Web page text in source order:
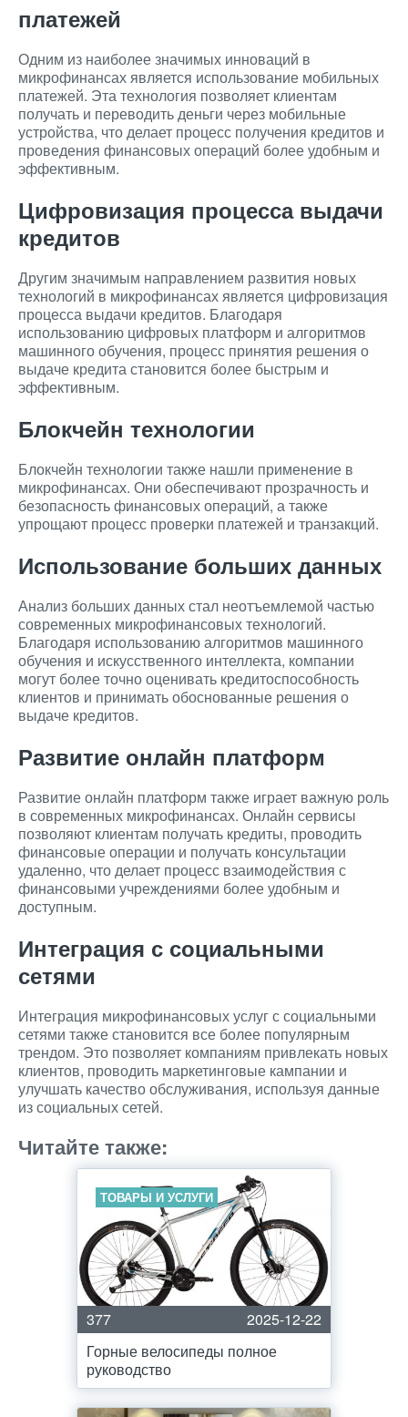
платежей
Одним из наиболее значимых инноваций в
микрофинансах является использование мобильных
платежей. Эта технология позволяет клиентам
получать и переводить деньги через мобильные
устройства, что делает процесс получения кредитов и
проведения финансовых операций более удобным и
эффективным.
Цифровизация процесса выдачи
кредитов
Другим значимым направлением развития новых
технологий в микрофинансах является цифровизация
процесса выдачи кредитов. Благодаря
использованию цифровых платформ и алгоритмов
машинного обучения, процесс принятия решения о
выдаче кредита становится более быстрым и
эффективным.
Блокчейн технологии
Блокчейн технологии также нашли применение в
микрофинансах. Они обеспечивают прозрачность и
безопасность финансовых операций, а также
упрощают процесс проверки платежей и транзакций.
Использование больших данных
Анализ больших данных стал неотъемлемой частью
современных микрофинансовых технологий.
Благодаря использованию алгоритмов машинного
обучения и искусственного интеллекта, компании
могут более точно оценивать кредитоспособность
клиентов и принимать обоснованные решения о
выдаче кредитов.
Развитие онлайн платформ
Развитие онлайн платформ также играет важную роль
в современных микрофинансах. Онлайн сервисы
позволяют клиентам получать кредиты, проводить
финансовые операции и получать консультации
удаленно, что делает процесс взаимодействия с
финансовыми учреждениями более удобным и
доступным.
Интеграция с социальными
сетями
Интеграция микрофинансовых услуг с социальными
сетями также становится все более популярным
трендом. Это позволяет компаниям привлекать новых
клиентов, проводить маркетинговые кампании и
улучшать качество обслуживания, используя данные
из социальных сетей.
Читайте также:
ТОВАРЫ И УСЛУГИ
377
2025-12-22
Горные велосипеды полное
руководство